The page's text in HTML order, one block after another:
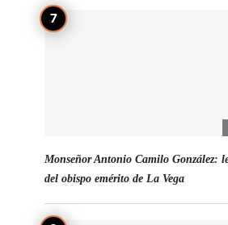
Monseñor Antonio Camilo González:
del obispo emérito de La Vega